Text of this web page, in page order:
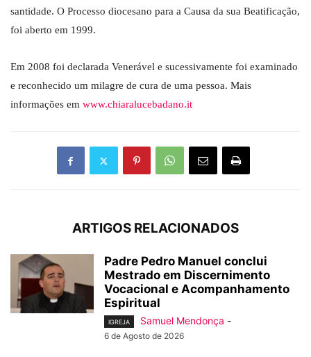
santidade. O Processo diocesano para a Causa da sua Beatificação,
foi aberto em 1999.
Em 2008 foi declarada Venerável e sucessivamente foi examinado
e reconhecido um milagre de cura de uma pessoa. Mais
informações em www.chiaralucebadano.it
ARTIGOS RELACIONADOS
Padre Pedro Manuel conclui
Mestrado em Discernimento
Vocacional e Acompanhamento
Espiritual
IGREJA Samuel Mendonça -
6 de Agosto de 2026